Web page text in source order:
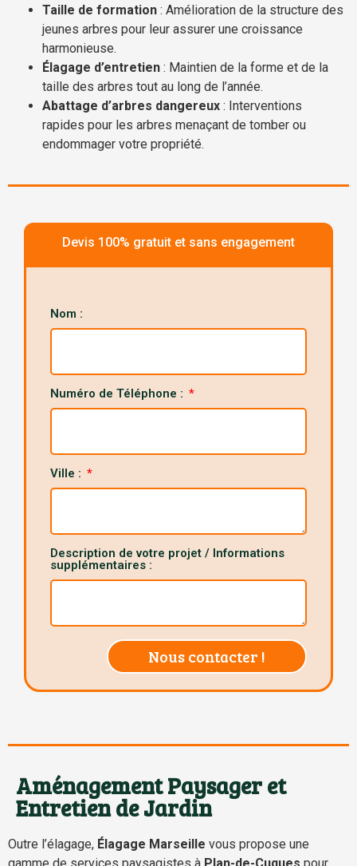
Taille de formation : Amélioration de la structure des
jeunes arbres pour leur assurer une croissance
harmonieuse.
Élagage d’entretien : Maintien de la forme et de la
taille des arbres tout au long de l’année.
Abattage d’arbres dangereux : Interventions
rapides pour les arbres menaçant de tomber ou
endommager votre propriété.
Devis 100% gratuit et sans engagement
Nom :
Numéro de Téléphone :
Ville :
Description de votre projet / Informations
supplémentaires :
Nous contacter !
Aménagement Paysager et
Entretien de Jardin
Outre l’élagage, Élagage Marseille vous propose une